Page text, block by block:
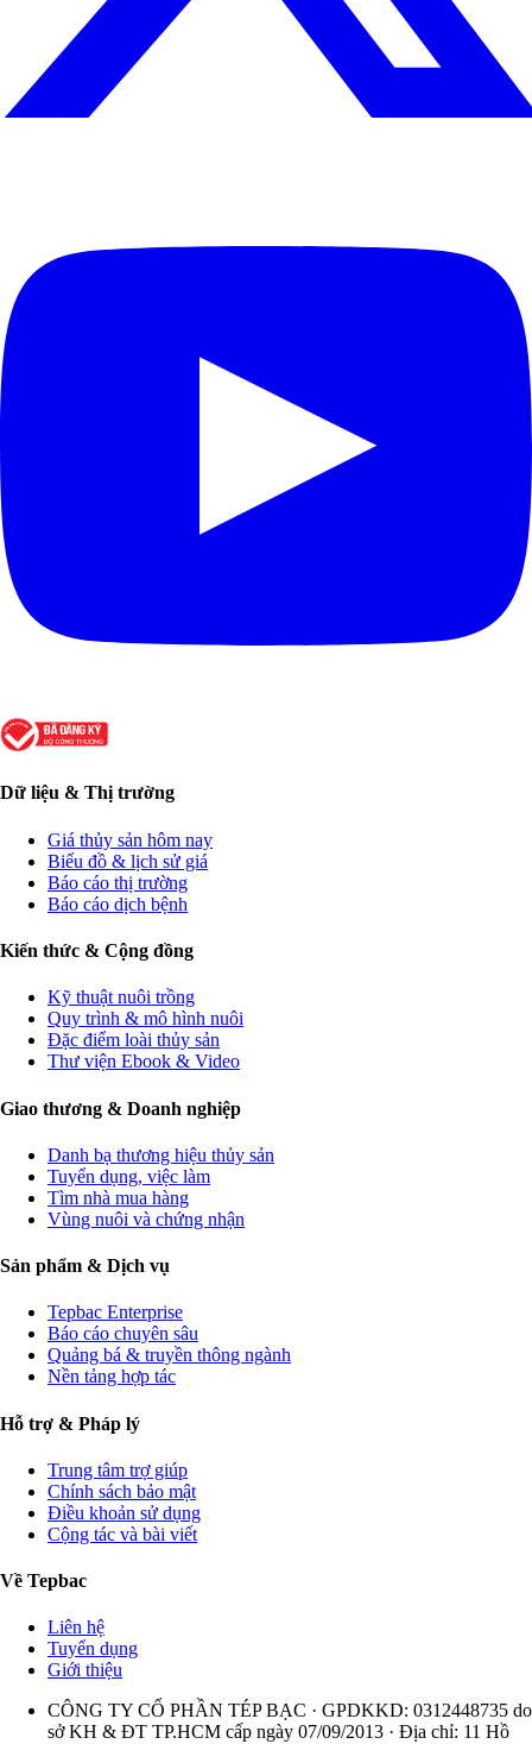
Dữ liệu & Thị trường
Giá thủy sản hôm nay
Biểu đồ & lịch sử giá
Báo cáo thị trường
Báo cáo dịch bệnh
Kiến thức & Cộng đồng
Kỹ thuật nuôi trồng
Quy trình & mô hình nuôi
Đặc điểm loài thủy sản
Thư viện Ebook & Video
Giao thương & Doanh nghiệp
Danh bạ thương hiệu thủy sản
Tuyển dụng, việc làm
Tìm nhà mua hàng
Vùng nuôi và chứng nhận
Sản phẩm & Dịch vụ
Tepbac Enterprise
Báo cáo chuyên sâu
Quảng bá & truyền thông ngành
Nền tảng hợp tác
Hỗ trợ & Pháp lý
Trung tâm trợ giúp
Chính sách bảo mật
Điều khoản sử dụng
Cộng tác và bài viết
Về Tepbac
Liên hệ
Tuyển dụng
Giới thiệu
CÔNG TY CỔ PHẦN TÉP BẠC · GPDKKD: 0312448735 do
sở KH & ĐT TP.HCM cấp ngày 07/09/2013 · Địa chỉ: 11 Hồ